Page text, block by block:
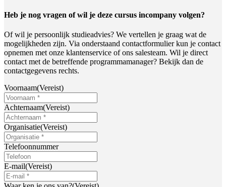
Heb je nog vragen of wil je deze cursus incompany volgen?
Of wil je persoonlijk studieadvies? We vertellen je graag wat de
mogelijkheden zijn. Via onderstaand contactformulier kun je contact
opnemen met onze klantenservice of ons salesteam. Wil je direct
contact met de betreffende programmamanager? Bekijk dan de
contactgegevens rechts.
Voornaam(Vereist)
Achternaam(Vereist)
Organisatie(Vereist)
Telefoonnummer
E-mail(Vereist)